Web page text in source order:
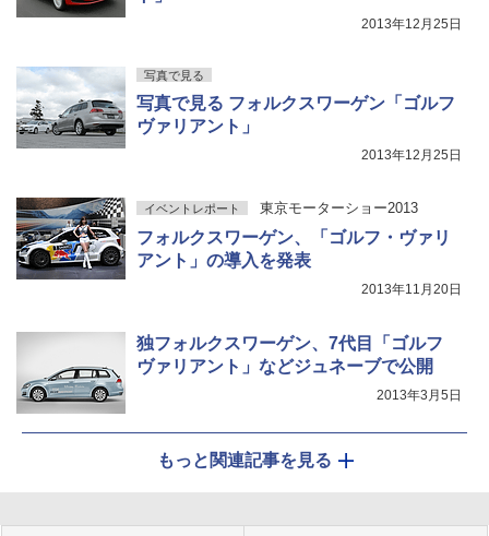
2013年12月25日
写真で見る
写真で見る フォルクスワーゲン「ゴルフ
ヴァリアント」
2013年12月25日
イベントレポート 東京モーターショー2013
フォルクスワーゲン、「ゴルフ・ヴァリ
アント」の導入を発表
2013年11月20日
独フォルクスワーゲン、7代目「ゴルフ
ヴァリアント」などジュネーブで公開
2013年3月5日
もっと関連記事を見る